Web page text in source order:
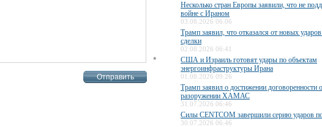
*
Несколько стран Европы заявили, что не
войне с Ираном
03.08.2026 06:06
Трамп заявил, что отказался от новых
сделки
02.08.2026 06:41
США и Израиль готовят удары по объектам
энергоинфраструктуры Ирана
01.08.2026 09:26
Трамп заявил о достижении договоренности
разоружении ХАМАС
31.07.2026 06:46
Силы CENTCOM завершили серию ударов
30.07.2026 06:46